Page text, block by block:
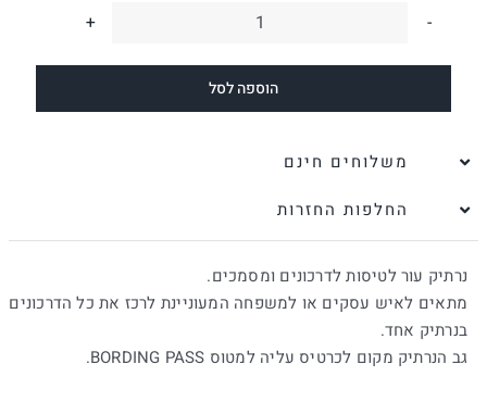
כמות
של
נרתיק
פרוטי
שחור
הוספה לסל
משלוחים חינם
החלפות החזרות
נרתיק עור לטיסות לדרכונים ומסמכים.
מתאים לאיש עסקים או למשפחה המעוניינת לרכז את כל הדרכונים
בנרתיק אחד.
גב הנרתיק מקום לכרטיס עליה למטוס BORDING PASS.